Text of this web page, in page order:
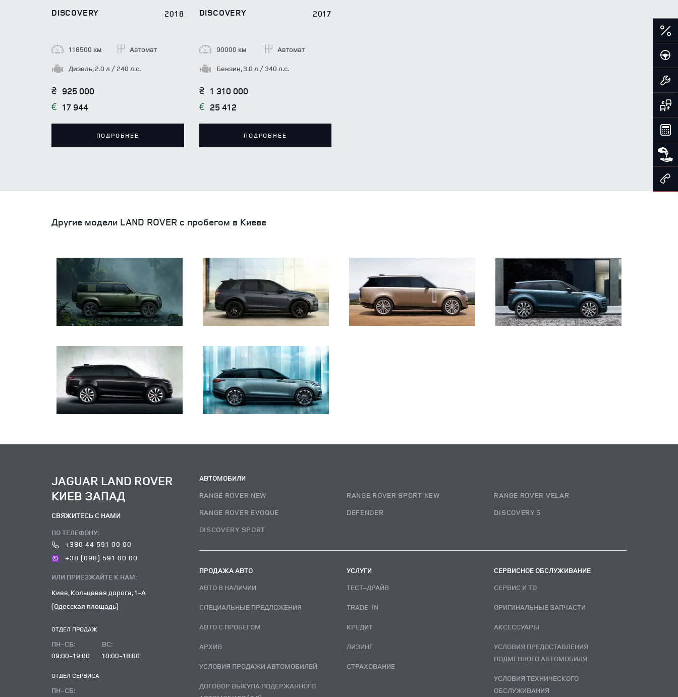
DISCOVERY 2018
118500 км Автомат
Дизель, 2.0 л / 240 л.с.
925 000
17 944
ПОДРОБНЕЕ
DISCOVERY 2017
90000 км Автомат
Бензин, 3.0 л / 340 л.с.
1 310 000
25 412
ПОДРОБНЕЕ
Другие модели LAND ROVER с пробегом в Киеве
JAGUAR LAND ROVER
КИЕВ ЗАПАД
СВЯЖИТЕСЬ С НАМИ
ПО ТЕЛЕФОНУ:
+380 44 591 00 00
+38 (098) 591 00 00
ИЛИ ПРИЕЗЖАЙТЕ К НАМ:
Киев, Кольцевая дорога, 1-А
(Одесская площадь)
ОТДЕЛ ПРОДАЖ
ПН-СБ:
09:00-19:00
ВC:
10:00-18:00
ОТДЕЛ CЕРВИСА
ПН-СБ:
АВТОМОБИЛИ
RANGE ROVER NEW
RANGE ROVER SPORT NEW
RANGE ROVER VELAR
RANGE ROVER EVOQUE
DEFENDER
DISCOVERY 5
DISCOVERY SPORT
ПРОДАЖА АВТО
АВТО В НАЛИЧИИ
СПЕЦИАЛЬНЫЕ ПРЕДЛОЖЕНИЯ
АВТО С ПРОБЕГОМ
АРХИВ
УСЛОВИЯ ПРОДАЖИ АВТОМОБИЛЕЙ
ДОГОВОР ВЫКУПА ПОДЕРЖАННОГО
УСЛУГИ
ТЕСТ–ДРАЙВ
TRADE-IN
КРЕДИТ
ЛИЗИНГ
СТРАХОВАНИЕ
СЕРВИСНОЕ ОБСЛУЖИВАНИЕ
СЕРВИС И ТО
ОРИГИНАЛЬНЫЕ ЗАПЧАСТИ
АКСЕССУАРЫ
УСЛОВИЯ ПРЕДОСТАВЛЕНИЯ
ПОДМЕННОГО АВТОМОБИЛЯ
УСЛОВИЯ ТЕХНИЧЕСКОГО
ОБСЛУЖИВАНИЯ